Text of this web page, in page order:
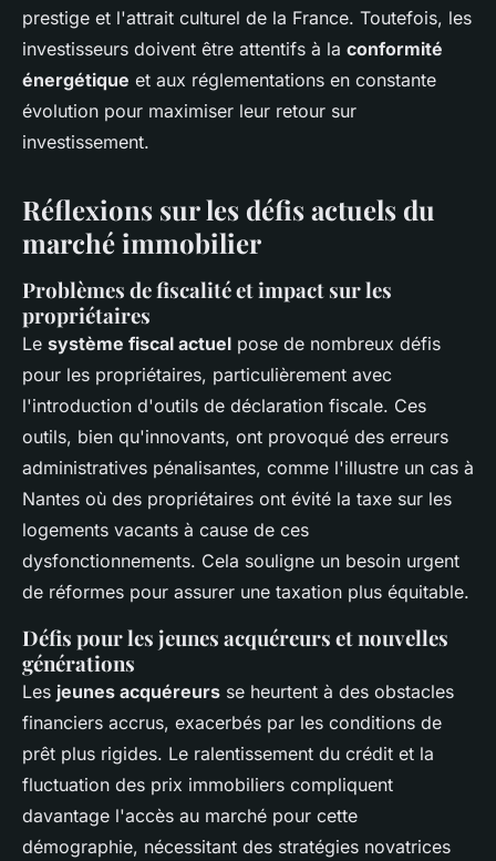
prestige et l'attrait culturel de la France. Toutefois, les
investisseurs doivent être attentifs à la conformité
énergétique et aux réglementations en constante
évolution pour maximiser leur retour sur
investissement.
Réflexions sur les défis actuels du
marché immobilier
Problèmes de fiscalité et impact sur les
propriétaires
Le système fiscal actuel pose de nombreux défis
pour les propriétaires, particulièrement avec
l'introduction d'outils de déclaration fiscale. Ces
outils, bien qu'innovants, ont provoqué des erreurs
administratives pénalisantes, comme l'illustre un cas à
Nantes où des propriétaires ont évité la taxe sur les
logements vacants à cause de ces
dysfonctionnements. Cela souligne un besoin urgent
de réformes pour assurer une taxation plus équitable.
Défis pour les jeunes acquéreurs et nouvelles
générations
Les jeunes acquéreurs se heurtent à des obstacles
financiers accrus, exacerbés par les conditions de
prêt plus rigides. Le ralentissement du crédit et la
fluctuation des prix immobiliers compliquent
davantage l'accès au marché pour cette
démographie, nécessitant des stratégies novatrices